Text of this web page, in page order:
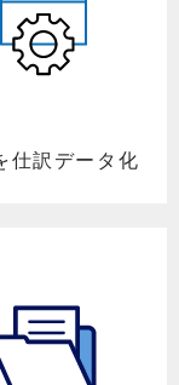
仕訳データ化